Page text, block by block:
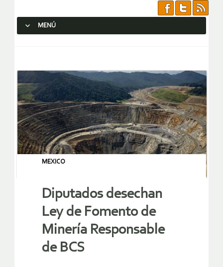
MENÚ
MEXICO
Diputados desechan
Ley de Fomento de
Minería Responsable
de BCS